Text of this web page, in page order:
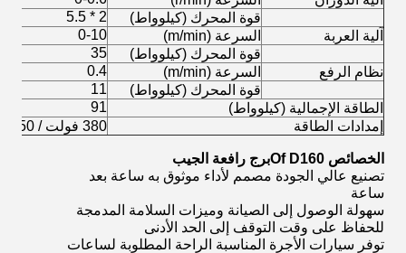
قوة المحرك (كيلوواط)
2 * 5.5
آلية العربة
السرعة (m/min)
0-10
قوة المحرك (كيلوواط)
35
نظام الرفع
السرعة (m/min)
0.4
قوة المحرك (كيلوواط)
11
الطاقة الإجمالية (كيلوواط)
91
إمدادات الطاقة
380 فولت / 50 هرتز أو وفقا لاحتياجات العملاء
الخصائص O f D160
برج رافعة الجيب
تصنيع عالي الجودة مصمم لأداء موثوق به ساعة بعد
ساعة
سهولة الوصول إلى الصيانة وميزات السلامة المدمجة
للحفاظ على وقت التوقف إلى الحد الأدنى
توفر سيارات الأجرة المناسبة الراحة المطلوبة لساعات